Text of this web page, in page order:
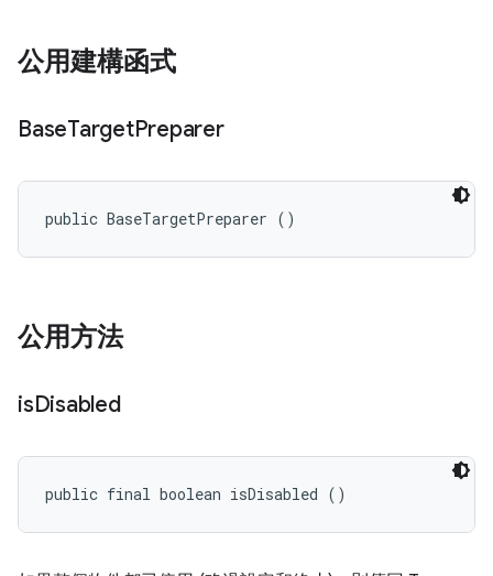
公用建構函式
BaseTargetPreparer
public BaseTargetPreparer ()
公用方法
isDisabled
public final boolean isDisabled ()